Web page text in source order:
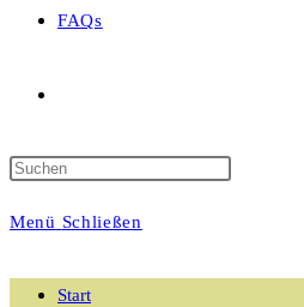
FAQs
Suche
Menü Schließen
Start